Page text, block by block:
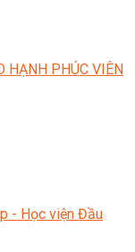
HẠNH PHÚC VIÊN
- Học viện Đầu